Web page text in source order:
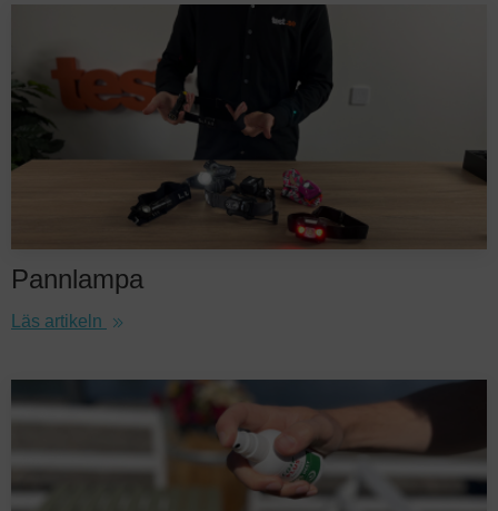
Pannlampa
Läs artikeln